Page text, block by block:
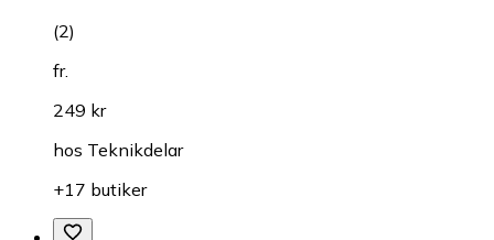
(2)
fr.
249 kr
hos Teknikdelar
+17 butiker